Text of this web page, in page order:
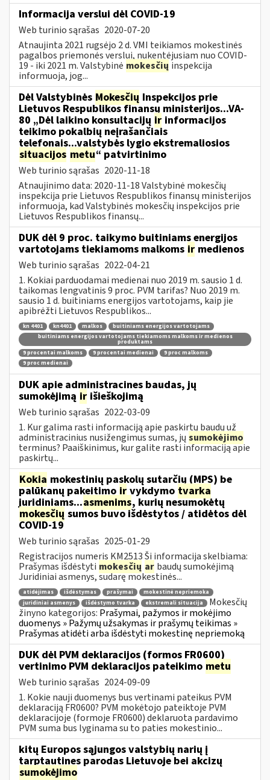
Informacija verslui dėl COVID-19
Web turinio sąrašas 2020-07-20
Atnaujinta 2021 rugsėjo 2 d. VMI teikiamos mokestinės
pagalbos priemonės verslui, nukentėjusiam nuo COVID-
19 - iki 2021 m. Valstybinė mokesčių inspekcija
informuoja, jog...
Dėl Valstybinės Mokesčių Inspekcijos prie
Lietuvos Respublikos finansų ministerijos...VA-
80 „Dėl laikino konsultacijų ir informacijos
teikimo pokalbių neįrašančiais
telefonais...valstybės lygio ekstremaliosios
situacijos metu“ patvirtinimo
Web turinio sąrašas 2020-11-18
Atnaujinimo data: 2020-11-18 Valstybinė mokesčių
inspekcija prie Lietuvos Respublikos finansų ministerijos
informuoja, kad Valstybinės mokesčių inspekcijos prie
Lietuvos Respublikos finansų...
DUK dėl 9 proc. taikymo buitiniams energijos
vartotojams tiekiamoms malkoms ir medienos
Web turinio sąrašas 2022-04-21
1. Kokiai parduodamai medienai nuo 2019 m. sausio 1 d.
taikomas lengvatinis 9 proc. PVM tarifas? Nuo 2019 m.
sausio 1 d. buitiniams energijos vartotojams, kaip jie
apibrėžti Lietuvos Respublikos...
kn 4401 kn4401 malkos
buitiniams energijos vartotojams
buitiniams energijos vartotojams tiekiamoms malkoms ir medienos
produktams
9 procentai malkoms
9 procentai medienai
9 proc malkoms
9 proc medienai
DUK apie administracines baudas, jų
sumokėjimą ir išieškojimą
Web turinio sąrašas 2022-03-09
1. Kur galima rasti informaciją apie paskirtų baudų už
administracinius nusižengimus sumas, jų sumokėjimo
terminus? Paaiškinimus, kur galite rasti informaciją apie
paskirtų...
Kokia mokestinių paskolų sutarčių (MPS) be
palūkanų pakeitimo ir vykdymo tvarka
juridiniams...asmenims, kurių nesumokėtų
mokesčių sumos buvo išdėstytos / atidėtos dėl
COVID-19
Web turinio sąrašas 2025-01-29
Registracijos numeris KM2513 Ši informacija skelbiama:
Prašymas išdėstyti mokesčių ar baudų sumokėjimą
Juridiniai asmenys, sudarę mokestinės...
atidėjimas išdėstymas prašymai
mokestinė nepriemoka
juridiniai asmenys
išdėstymo tvarka ekstremali situacija
Mokesčių
žinyno kategorijos: Prašymai, pažymos ir mokėjimo
duomenys » Pažymų užsakymas ir prašymų teikimas »
Prašymas atidėti arba išdėstyti mokestinę nepriemoką
DUK dėl PVM deklaracijos (formos FR0600)
vertinimo PVM deklaracijos pateikimo metu
Web turinio sąrašas 2024-09-09
1. Kokie nauji duomenys bus vertinami pateikus PVM
deklaraciją FR0600? PVM mokėtojo pateiktoje PVM
deklaracijoje (formoje FR0600) deklaruota pardavimo
PVM suma bus lyginama su to paties mokestinio...
kitų Europos sąjungos valstybių narių į
tarptautines parodas Lietuvoje bei akcizų
sumokėjimo